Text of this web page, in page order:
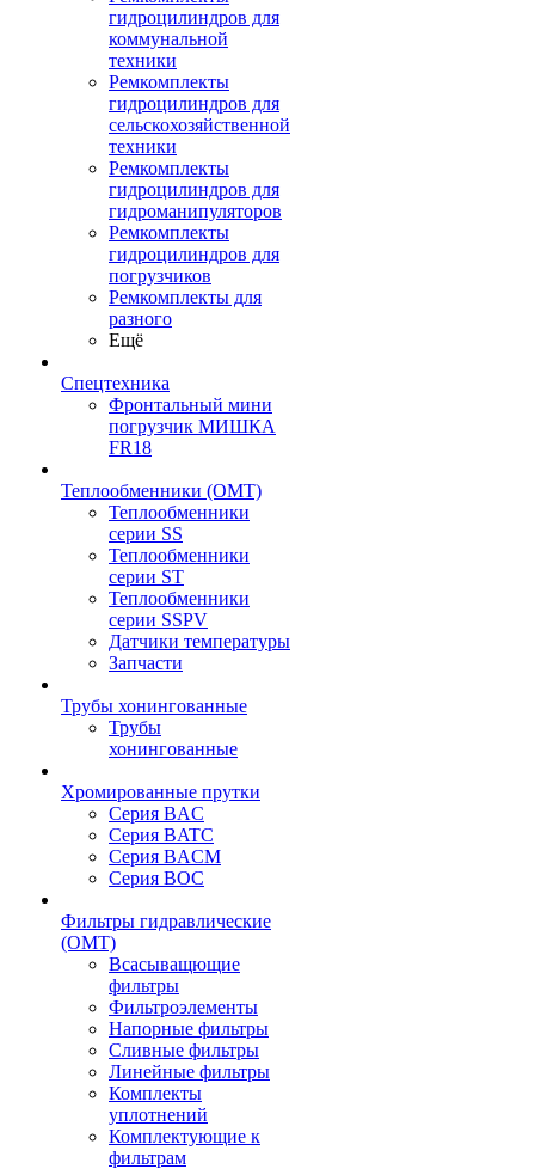
гидроцилиндров для
коммунальной
техники
Ремкомплекты
гидроцилиндров для
сельскохозяйственной
техники
Ремкомплекты
гидроцилиндров для
гидроманипуляторов
Ремкомплекты
гидроцилиндров для
погрузчиков
Ремкомплекты для
разного
Ещё
Спецтехника
Фронтальный мини
погрузчик МИШКА
FR18
Теплообменники (OMT)
Теплообменники
серии SS
Теплообменники
серии ST
Теплообменники
серии SSPV
Датчики температуры
Запчасти
Трубы хонингованные
Трубы
хонингованные
Хромированные прутки
Серия BAC
Серия BATC
Серия BACM
Серия BOC
Фильтры гидравлические
(OMT)
Всасыващющие
фильтры
Фильтроэлементы
Напорные фильтры
Сливные фильтры
Линейные фильтры
Комплекты
уплотнений
Комплектующие к
фильтрам